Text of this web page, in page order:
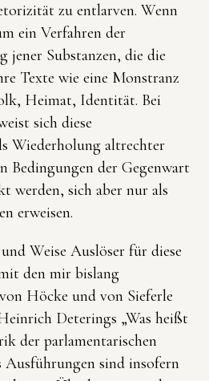
zu entlarven. Wenn
ein Verfahren der
jener Substanzen, die die
Texte wie eine Monstranz
Heimat, Identität. Bei
sich diese
Wiederholung altrechter
Bedingungen der Gegenwart
werden, sich aber nur als
erweisen.
Weise Auslöser für diese
den mir bislang
Höcke und von Sieferle
Deterings „Was heißt
der parlamentarischen
Ausführungen sind insofern